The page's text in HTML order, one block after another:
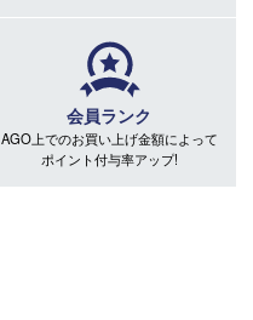
会員ランク
AGO上でのお買い上げ金額によって
ポイント付与率アップ!